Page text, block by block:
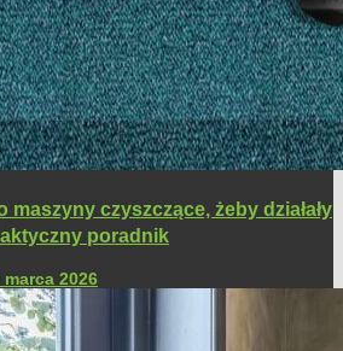
maszyny czyszczące, żeby działały
poradnik
marca 2026